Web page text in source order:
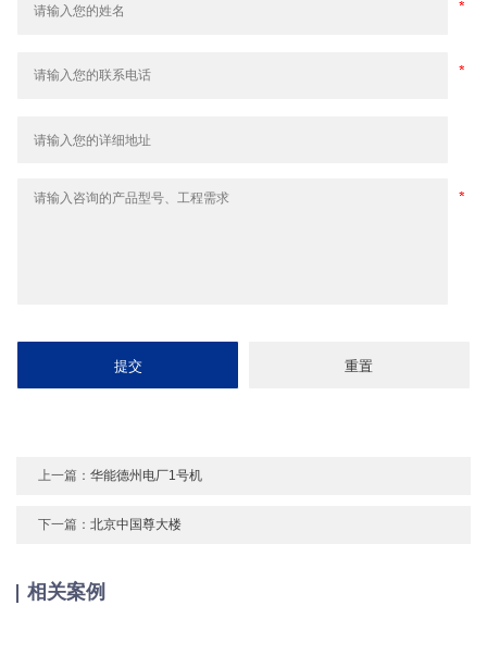
上一篇：华能德州电厂1号机
下一篇：北京中国尊大楼
相关案例